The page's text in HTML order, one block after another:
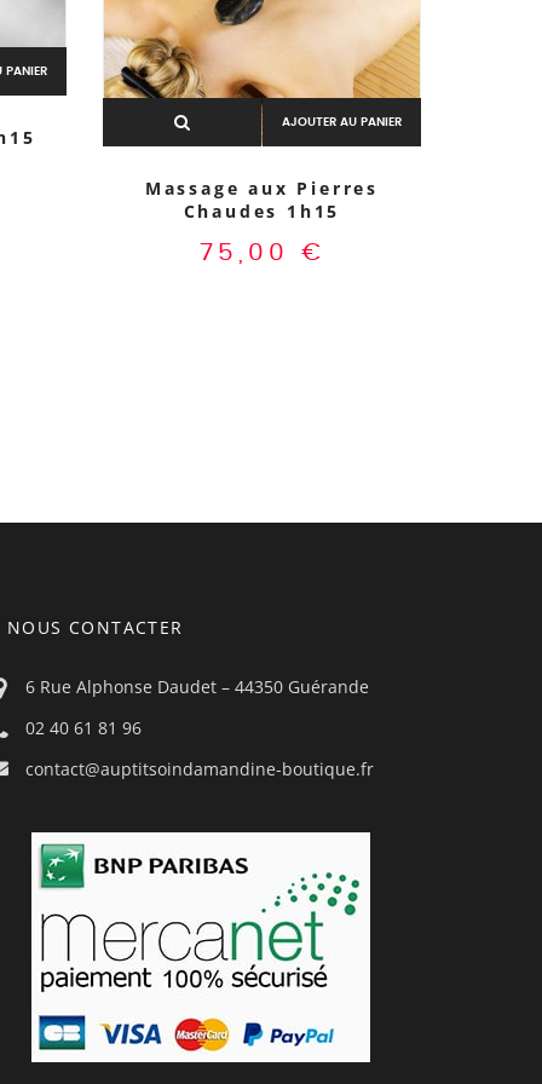
PANIER
AJOUTER AU PANIER
Massage aux Pierres
Chaudes 1h15
75,00 €
NOUS CONTACTER
6 Rue Alphonse Daudet – 44350 Guérande
02 40 61 81 96
contact@auptitsoindamandine-boutique.fr